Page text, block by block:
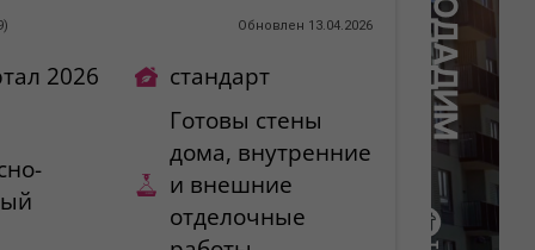
) Обновлен 13.04.2026
2026 стандарт
Готовы стены
дома, внутренние
и внешние
отделочные